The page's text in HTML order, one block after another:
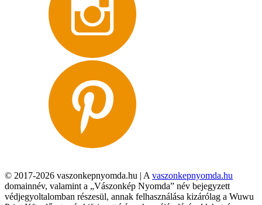
© 2017-2026 vaszonkepnyomda.hu | A vaszonkepnyomda.hu
domainnév, valamint a „Vászonkép Nyomda” név bejegyzett
védjegyoltalomban részesül, annak felhasználása kizárólag a Wuwu